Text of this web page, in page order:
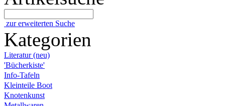
zur erweiterten Suche
Kategorien
Literatur (neu)
'Bücherkiste'
Info-Tafeln
Kleinteile Boot
Knotenkunst